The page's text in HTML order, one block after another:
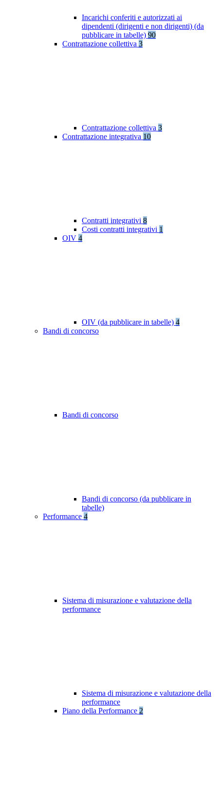
Incarichi conferiti e autorizzati ai
dipendenti (dirigenti e non dirigenti) (da
pubblicare in tabelle) 90
Contrattazione collettiva 3
Contrattazione collettiva 3
Contrattazione integrativa 10
Contratti integrativi 8
Costi contratti integrativi 1
OIV 4
OIV (da pubblicare in tabelle) 4
Bandi di concorso
Bandi di concorso
Bandi di concorso (da pubblicare in
tabelle)
Performance 4
Sistema di misurazione e valutazione della
performance
Sistema di misurazione e valutazione della
performance
Piano della Performance 2